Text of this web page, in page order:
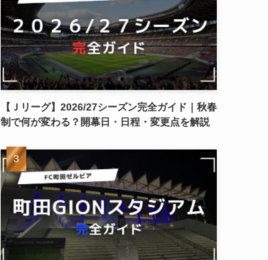
【Ｊリーグ】2026/27シーズン完全ガイド｜秋春
制で何が変わる？開幕日・日程・変更点を解説